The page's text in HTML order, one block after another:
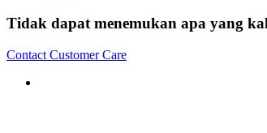
Tidak dapat menemukan apa yang
Contact Customer Care